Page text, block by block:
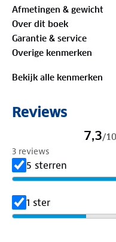
Afmetingen & gewicht
Over dit boek
Garantie & service
Overige kenmerken
Bekijk alle kenmerken
Reviews
7,3/10
3 reviews
5 sterren
1 ster